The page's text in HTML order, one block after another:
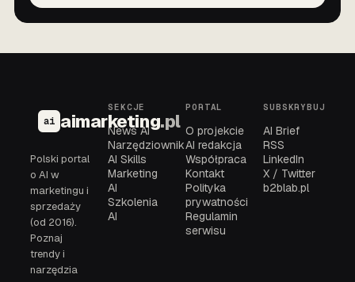
ai aimarketing.pl
Polski portal
o AI w
marketingu i
sprzedaży
(od 2016).
Poznaj
trendy i
narzędzia
SEKCJE
News AI
Narzędziownik
AI Skills
Marketing
AI
Szkolenia
AI
PORTAL
O projekcie
AI redakcja
Współpraca
Kontakt
Polityka
prywatności
Regulamin
serwisu
SUBSKRYBUJ
AI Brief
RSS
LinkedIn
X / Twitter
b2blab.pl